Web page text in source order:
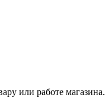
или работе магазина.